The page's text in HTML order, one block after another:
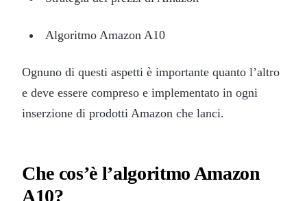
Algoritmo Amazon A10
Ognuno di questi aspetti è importante quanto l’altro
e deve essere compreso e implementato in ogni
inserzione di prodotti Amazon che lanci.
Che cos’è l’algoritmo Amazon
A10?